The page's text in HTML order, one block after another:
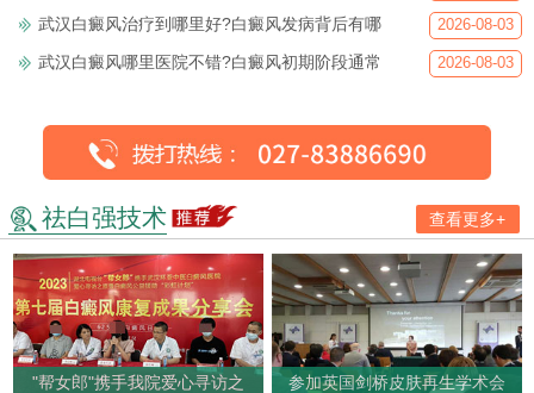
武汉白癜风治疗到哪里好?白癜风发病背后有哪 2026-08-03
武汉白癜风哪里医院不错?白癜风初期阶段通常 2026-08-03
祛白强技术 查看更多+
"帮女郎"携手我院爱心寻访之
参加英国剑桥皮肤再生学术会